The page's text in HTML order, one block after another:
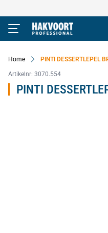
Ga naar de inhoud
Home PINTI DESSERTLEPEL
Artikelnr: 3070.554
PINTI